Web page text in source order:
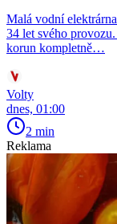
Malá vodní
34 let svého
korun kompletně…
Volty
dnes, 01:00
2 min
Reklama